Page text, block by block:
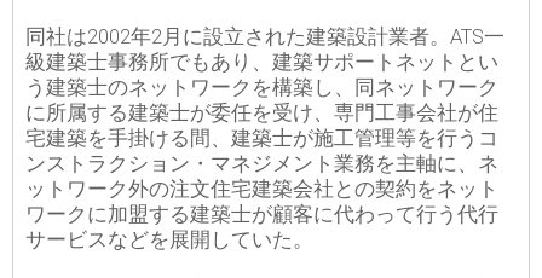
同社は2002年2月に設立された建築設計業者。ATS一
級建築士事務所でもあり、建築サポートネットとい
う建築士のネットワークを構築し、同ネットワーク
に所属する建築士が委任を受け、専門工事会社が住
宅建築を手掛ける間、建築士が施工管理等を行うコ
ンストラクション・マネジメント業務を主軸に、ネ
ットワーク外の注文住宅建築会社との契約をネット
ワークに加盟する建築士が顧客に代わって行う代行
サービスなどを展開していた。